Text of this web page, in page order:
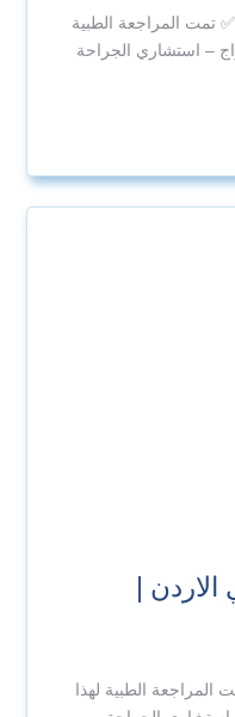
تمت المراجعة الطبية
– استشاري الجراحة
|
الطبية لهذا